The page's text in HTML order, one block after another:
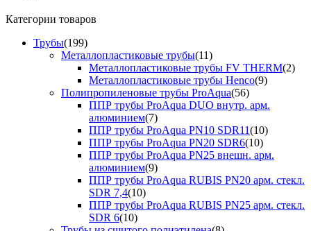
Категории товаров
Трубы(199)
Металлопластиковые трубы(11)
Металлопластиковые трубы FV THERM(2)
Металлопластиковые трубы Henco(9)
Полипропиленовые трубы ProAqua(56)
ППР трубы ProAqua DUO внутр. арм.
алюминием(7)
ППР трубы ProAqua PN10 SDR11(10)
ППР трубы ProAqua PN20 SDR6(10)
ППР трубы ProAqua PN25 внешн. арм.
алюминием(9)
ППР трубы ProAqua RUBIS PN20 арм. стекл.
SDR 7,4(10)
ППР трубы ProAqua RUBIS PN25 арм. стекл.
SDR 6(10)